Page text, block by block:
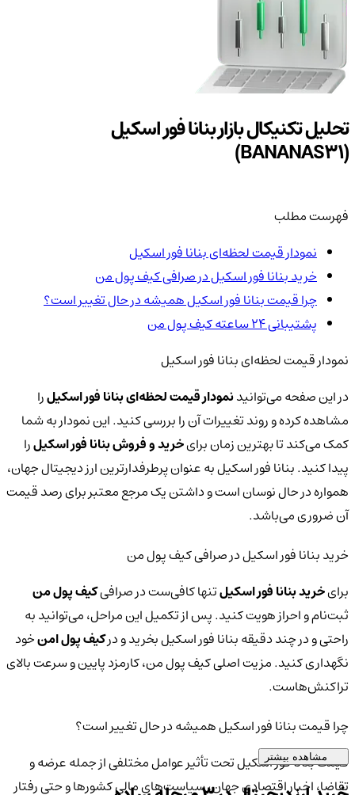
تحلیل تکنیکال بازار بنانا فور اسکیل
فهرست مطلب
نمودار قیمت لحظه‌ای بنانا فور اسکیل
خرید بنانا فور اسکیل در صرافی کیف پول من
چرا قیمت بنانا فور اسکیل همیشه در حال تغییر است؟
پشتیبانی ۲۴ ساعته کیف پول من
نمودار قیمت لحظه‌ای بنانا فور اسکیل
در این صفحه می‌توانیدنمودار قیمت لحظه‌ای بنانا فور اسکیلرا
مشاهده کرده و روند تغییرات آن را بررسی کنید. این نمودار به شما
کمک می‌کند تا بهترین زمان برایخرید و فروش بنانا فور اسکیلرا
پیدا کنید. بنانا فور اسکیل به عنوان پرطرفدارترین ارز دیجیتال جهان،
همواره در حال نوسان است و داشتن یک مرجع معتبر برای رصد قیمت
آن ضروری می‌باشد.
خرید بنانا فور اسکیل در صرافی کیف پول من
برایخرید بنانا فور اسکیلتنها کافی‌ست در صرافیکیف پول من
ثبت‌نام و احراز هویت کنید. پس از تکمیل این مراحل، می‌توانید به
راحتی و در چند دقیقه بنانا فور اسکیل بخرید و درکیف پول امنخود
نگهداری کنید. مزیت اصلی کیف پول من، کارمزد پایین و سرعت بالای
تراکنش‌هاست.
چرا قیمت بنانا فور اسکیل همیشه در حال تغییر است؟
قیمت بنانا فور اسکیل تحت تأثیر عوامل مختلفی از جمله عرضه و
تقاضا، اخبار اقتصادی جهان، سیاست‌های مالی کشورها و حتی رفتار
مشاهده بیشتر